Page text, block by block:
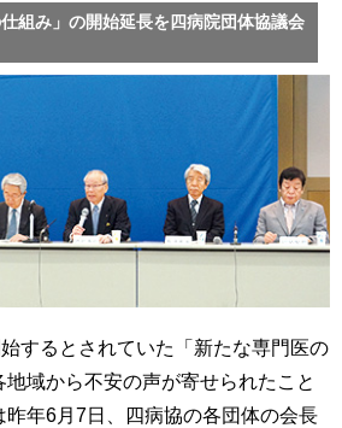
組み」の開始延長を四病院団体協議会
するとされていた「新たな専門医の
域から不安の声が寄せられたこと
昨年6月7日、四病協の各団体の会長